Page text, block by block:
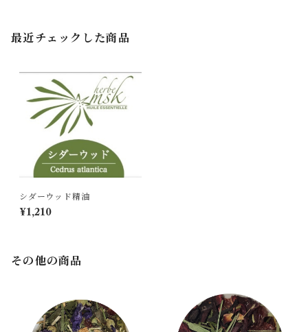
最近チェックした商品
シダーウッド精油
¥1,210
その他の商品